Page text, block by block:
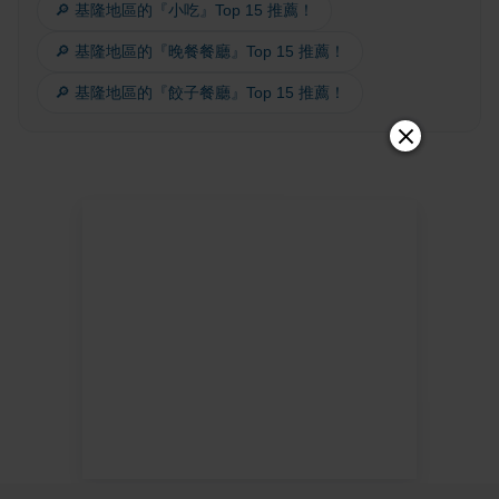
🔎 基隆地區的『小吃』Top 15 推薦！
🔎 基隆地區的『晚餐餐廳』Top 15 推薦！
🔎 基隆地區的『餃子餐廳』Top 15 推薦！